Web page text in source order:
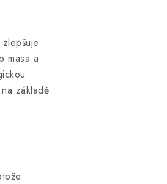
masa a
základě